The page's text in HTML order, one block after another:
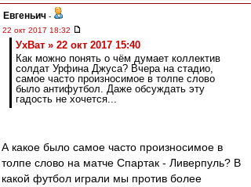
Евгеньич -
22 окт 2017 18:32
УхВат » 22 окт 2017 15:40
Как можно понять о чём думает коллектив
солдат Урфина Джуса? Вчера на стадио,
самое часто произносимое в толпе слово
было антифутбол. Даже обсуждать эту
гадость не хочется...
А какое было самое часто произносимое в
толпе слово на матче Спартак - Ливерпуль? В
какой футбол играли мы против более